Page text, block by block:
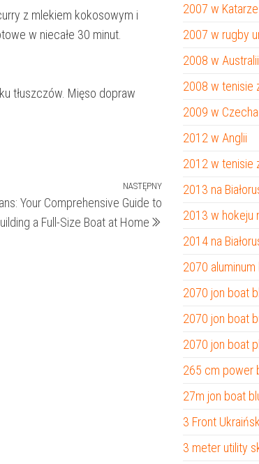
z mlekiem kokosowym i
w niecałe 30 minut.
tłuszczów. Mięso dopraw
Następny
wpis
NASTĘPNY
Your Comprehensive Guide to
a Full-Size Boat at Home
2007 w Katarze
2007 w rugby
2008 w Australii
2008 w tenisie
2009 w
2012 w Anglii
2012 w tenisie
2013 na
2013 w hokeju
2014 na
2070
2070 jon boat
2070 jon boat
2070 jon boat
265 cm power
27m jon boat
3 Front
3 meter utility